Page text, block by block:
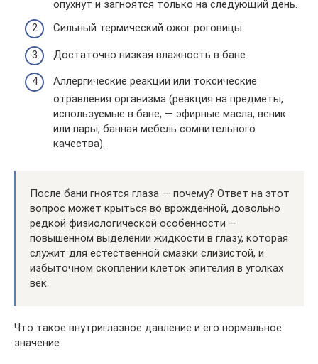
опухнут и загноятся только на следующий день.
Сильный термический ожог роговицы.
Достаточно низкая влажность в бане.
Аллергические реакции или токсические
отравления организма (реакция на предметы,
используемые в бане, — эфирные масла, веник
или пары, банная мебель сомнительного
качества).
После бани гноятся глаза — почему? Ответ на этот
вопрос может крыться во врожденной, довольно
редкой физиологической особенности —
повышенном выделении жидкости в глазу, которая
служит для естественной смазки слизистой, и
избыточном скоплении клеток эпителия в уголках
век.
Что такое внутриглазное давление и его нормальное
значение